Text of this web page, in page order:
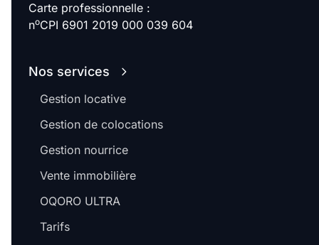
Carte professionnelle :
noCPI 6901 2019 000 039 604
Nos services
Gestion locative
Gestion de colocations
Gestion nourrice
Vente immobilière
OQORO ULTRA
Tarifs